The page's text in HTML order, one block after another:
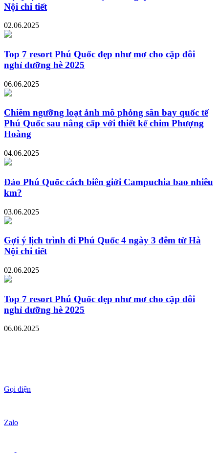
Nội chi tiết
02.06.2025
Top 7 resort Phú Quốc đẹp như mơ cho cặp đôi
nghỉ dưỡng hè 2025
06.06.2025
Chiêm ngưỡng loạt ảnh mô phỏng sân bay quốc tế
Phú Quốc sau nâng cấp với thiết kế chim Phượng
Hoàng
04.06.2025
Đảo Phú Quốc cách biên giới Campuchia bao nhiêu
km?
03.06.2025
Gợi ý lịch trình đi Phú Quốc 4 ngày 3 đêm từ Hà
Nội chi tiết
02.06.2025
Top 7 resort Phú Quốc đẹp như mơ cho cặp đôi
nghỉ dưỡng hè 2025
06.06.2025
Gọi điện
Zalo